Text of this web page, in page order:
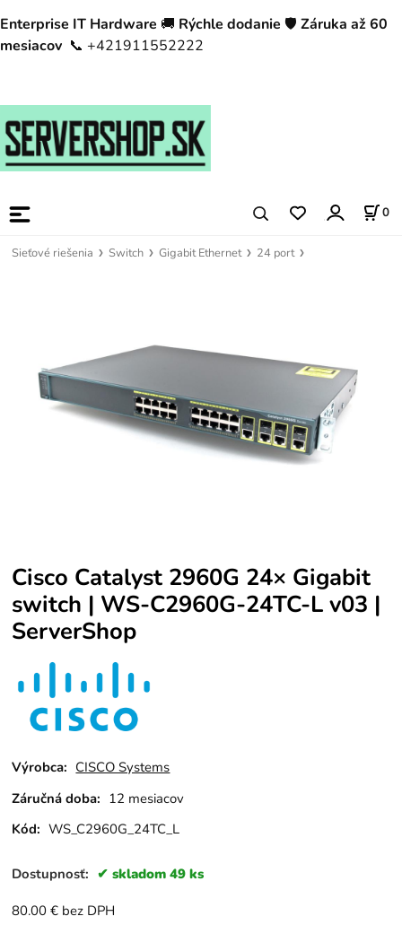
Enterprise IT Hardware 🚚 Rýchle dodanie 🛡️ Záruka až 60
mesiacov 📞 +421911552222
0
Sieťové riešenia Switch Gigabit Ethernet 24 port
Cisco Catalyst 2960G 24× Gigabit
switch | WS-C2960G-24TC-L v03 |
ServerShop
Výrobca: CISCO Systems
Záručná doba: 12 mesiacov
Kód: WS_C2960G_24TC_L
Dostupnosť: skladom 49 ks
80.00 € bez DPH